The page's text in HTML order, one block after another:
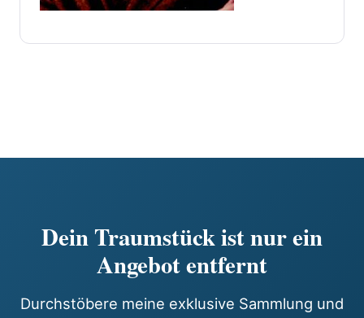
Dein Traumstück ist nur ein
Angebot entfernt
Durchstöbere meine exklusive Sammlung und